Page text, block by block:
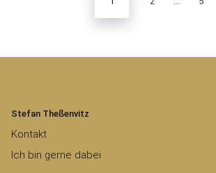
Stefan Theßenvitz
Kontakt
Ich bin gerne dabei